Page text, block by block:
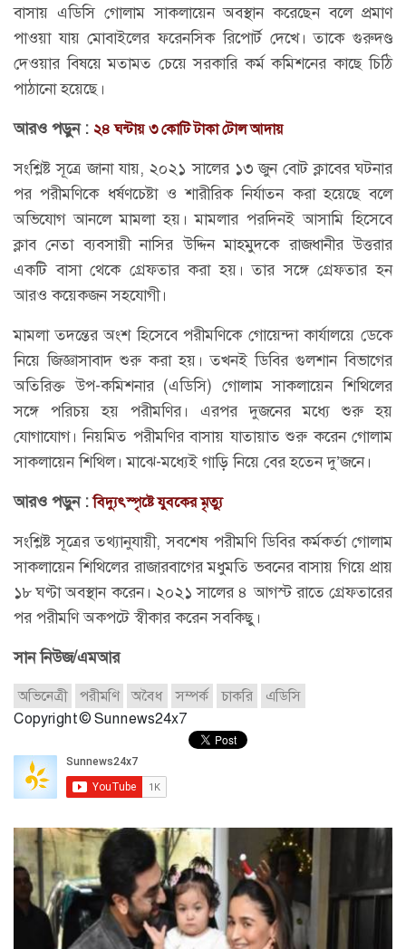
বাসায় এডিসি গোলাম সাকলায়েন অবস্থান করেছেন বলে প্রমাণ
পাওয়া যায় মোবাইলের ফরেনসিক রিপোর্ট দেখে। তাকে গুরুদণ্ড
দেওয়ার বিষয়ে মতামত চেয়ে সরকারি কর্ম কমিশনের কাছে চিঠি
পাঠানো হয়েছে।
আরও পড়ুন : ২৪ ঘন্টায় ৩ কোটি টাকা টোল আদায়
সংশ্লিষ্ট সূত্রে জানা যায়, ২০২১ সালের ১৩ জুন বোট ক্লাবের ঘটনার
পর পরীমণিকে ধর্ষণচেষ্টা ও শারীরিক নির্যাতন করা হয়েছে বলে
অভিযোগ আনলে মামলা হয়। মামলার পরদিনই আসামি হিসেবে
ক্লাব নেতা ব্যবসায়ী নাসির উদ্দিন মাহমুদকে রাজধানীর উত্তরার
একটি বাসা থেকে গ্রেফতার করা হয়। তার সঙ্গে গ্রেফতার হন
আরও কয়েকজন সহযোগী।
মামলা তদন্তের অংশ হিসেবে পরীমণিকে গোয়েন্দা কার্যালয়ে ডেকে
নিয়ে জিজ্ঞাসাবাদ শুরু করা হয়। তখনই ডিবির গুলশান বিভাগের
অতিরিক্ত উপ-কমিশনার (এডিসি) গোলাম সাকলায়েন শিথিলের
সঙ্গে পরিচয় হয় পরীমণির। এরপর দুজনের মধ্যে শুরু হয়
যোগাযোগ। নিয়মিত পরীমণির বাসায় যাতায়াত শুরু করেন গোলাম
সাকলায়েন শিথিল। মাঝে-মধ্যেই গাড়ি নিয়ে বের হতেন দু’জনে।
আরও পড়ুন :বিদ্যুৎস্পৃষ্টে যুবকের মৃত্যু
সংশ্লিষ্ট সূত্রের তথ্যানুযায়ী, সবশেষ পরীমণি ডিবির কর্মকর্তা গোলাম
সাকলায়েন শিথিলের রাজারবাগের মধুমতি ভবনের বাসায় গিয়ে প্রায়
১৮ ঘণ্টা অবস্থান করেন। ২০২১ সালের ৪ আগস্ট রাতে গ্রেফতারের
পর পরীমণি অকপটে স্বীকার করেন সবকিছু।
সান নিউজ/এমআর
অভিনেত্রী পরীমণি অবৈধ সম্পর্ক চাকরি
এডিসি
Copyright © Sunnews24x7